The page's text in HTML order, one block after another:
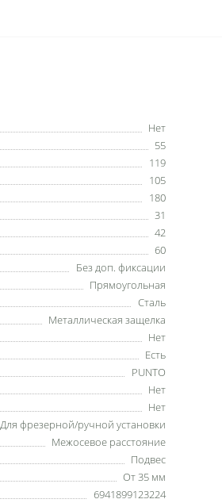
Нет
55
119
105
180
31
42
60
Без доп. фиксации
Прямоугольная
Сталь
Металлическая защелка
Нет
Есть
PUNTO
Нет
Нет
Для фрезерной/ручной установки
Межосевое расстояние
Подвес
От 35 мм
6941899123224